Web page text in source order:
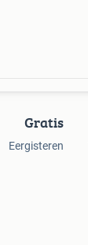
Gratis
Eergisteren